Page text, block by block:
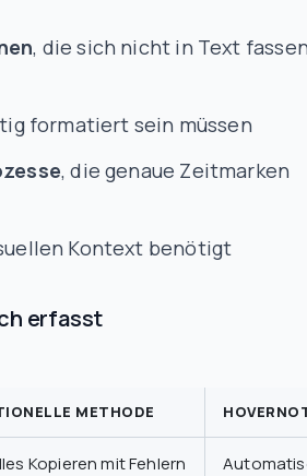
, die sich nicht in Text
formatiert sein müssen
, die genaue Zeitmarken
Kontext benötigt
erfasst
METHODE
Kopieren mit Fehlern